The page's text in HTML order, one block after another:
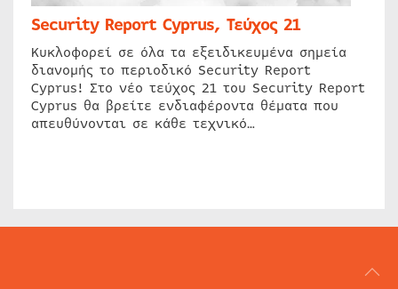
Security Report Cyprus, Τεύχος 21
Κυκλοφορεί σε όλα τα εξειδικευμένα σημεία
διανομής το περιοδικό Security Report
Cyprus! Στο νέο τεύχος 21 του Security Report
Cyprus θα βρείτε ενδιαφέροντα θέματα που
απευθύνονται σε κάθε τεχνικό…